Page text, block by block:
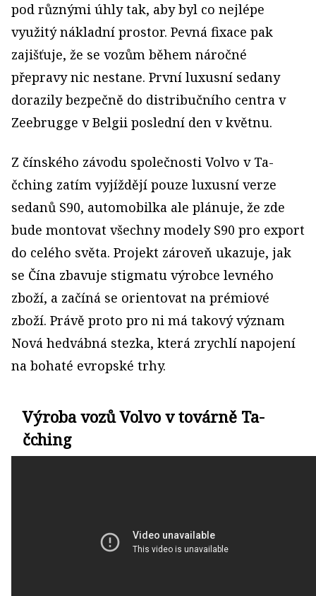
pod různými úhly tak, aby byl co nejlépe
využitý nákladní prostor. Pevná fixace pak
zajišťuje, že se vozům během náročné
přepravy nic nestane. První luxusní sedany
dorazily bezpečně do distribučního centra v
Zeebrugge v Belgii poslední den v květnu.
Z čínského závodu společnosti Volvo v Ta-
čching zatím vyjíždějí pouze luxusní verze
sedanů S90, automobilka ale plánuje, že zde
bude montovat všechny modely S90 pro export
do celého světa. Projekt zároveň ukazuje, jak
se Čína zbavuje stigmatu výrobce levného
zboží, a začíná se orientovat na prémiové
zboží. Právě proto pro ni má takový význam
Nová hedvábná stezka, která zrychlí napojení
na bohaté evropské trhy.
Výroba vozů Volvo v továrně Ta-
čching